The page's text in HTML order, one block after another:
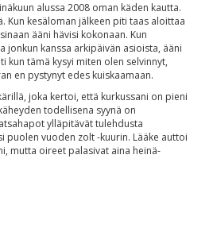
alussa 2008 oman käden kautta.
Kun kesäloman jälkeen piti taas aloittaa
ääni hävisi kokonaan. Kun
jonkun kanssa arkipäivän asioista, ääni
kun tämä kysyi miten olen selvinnyt,
en pystynyt edes kuiskaamaan.
joka kertoi, että kurkussani on pieni
todellisena syynä on
ylläpitävät tulehdusta
puolen vuoden zolt -kuurin. Lääke auttoi
mutta oireet palasivat aina heinä-